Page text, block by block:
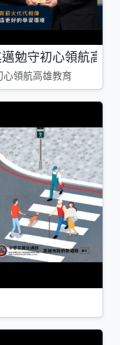
勉守初心領航高雄
領航高雄教育